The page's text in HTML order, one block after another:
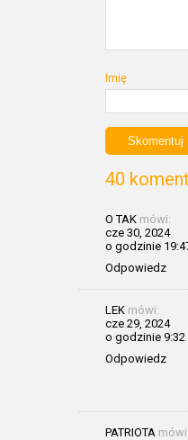
Imię
40
O TAK mówi:
cze 30, 2024
o godzinie
Odpowiedz
LEK mówi:
cze 29, 2024
o godzinie 9:32
Odpowiedz
PATRIOTA mówi: